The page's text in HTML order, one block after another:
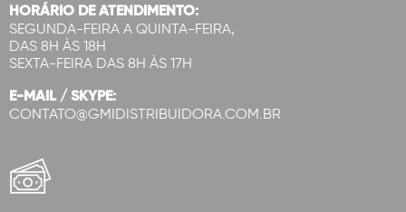
HORÁRIO DE ATENDIMENTO:
SEGUNDA-FEIRA A QUINTA-FEIRA,
DAS 8H ÀS 18H
SEXTA-FEIRA DAS 8H ÀS 17H
E-MAIL / SKYPE:
CONTATO@GMIDISTRIBUIDORA.COM.BR